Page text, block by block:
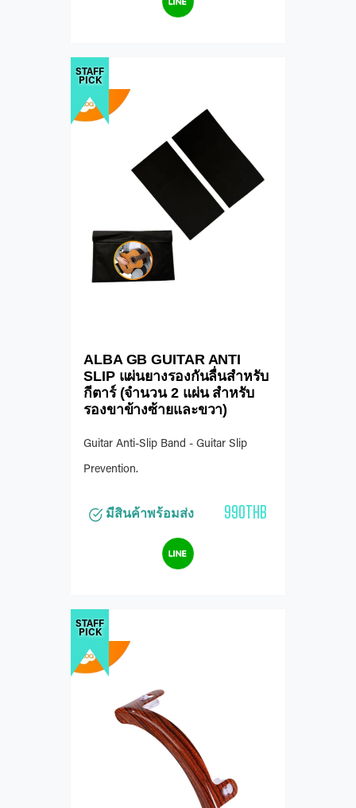
STAFF
PICK
ALBA GB GUITAR ANTI
SLIP แผ่นยางรองกันลื่นสำหรับ
กีตาร์ (จำนวน 2 แผ่น สำหรับ
รองขาข้างซ้ายและขวา)
Guitar Anti-Slip Band - Guitar Slip
Prevention.
มีสินค้าพร้อมส่ง 990THB
STAFF
PICK